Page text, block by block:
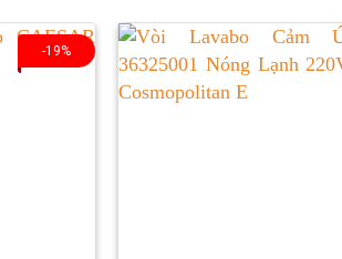
-19%